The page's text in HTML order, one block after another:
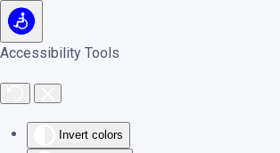
Accessibility Tools
Invert colors
Skip to main content